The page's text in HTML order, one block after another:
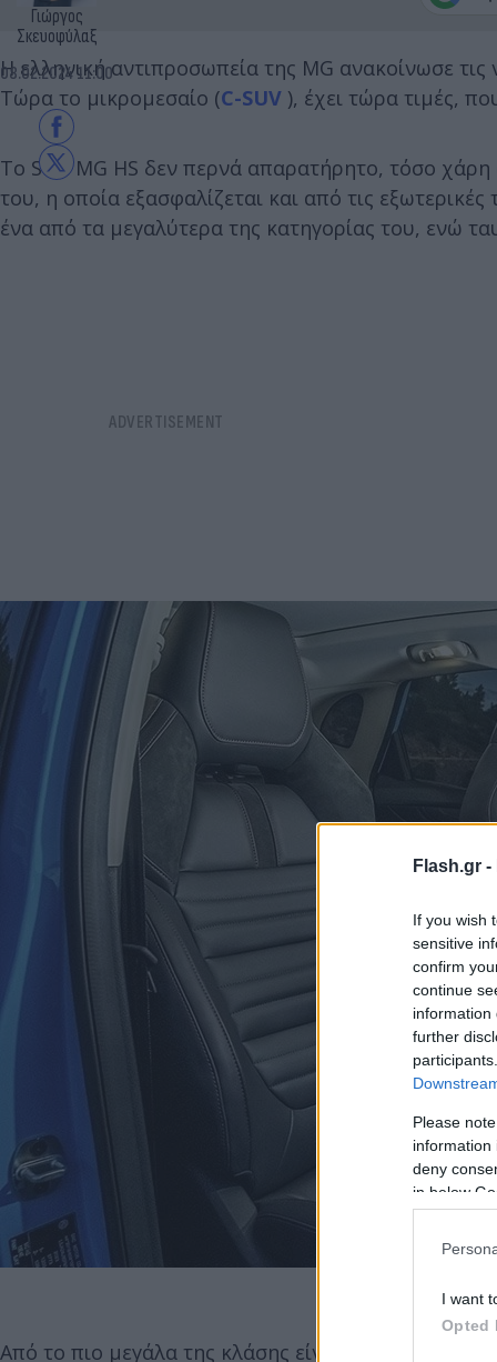
Flash.gr -
If you wish
sensitive
confirm
continue
information
further
Please
information
deny
in below
I want
Opted
Γιώργος
Σκευοφύλαξ
08.02.2024 11:00
Η ελληνική αντιπροσωπεία της MG ανακοίνωσε τις
Τώρα το μικρομεσαίο (C-SUV ), έχει τώρα τιμές,
Το SUV MG HS δεν περνά απαρατήρητο, τόσο χάρη
του, η οποία εξασφαλίζεται και από τις
ένα από τα μεγαλύτερα της κατηγορίας του, ενώ
Από το πιο μεγάλα της κλάσης είναι και το